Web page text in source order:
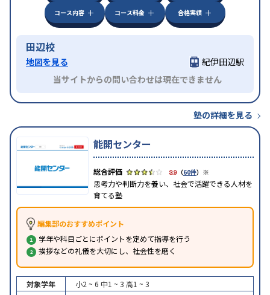
コース内容
コース料金 合格実績
田辺校
地図を見る
紀伊田辺駅
当サイトからの問い合わせは現在できません
塾の詳細を見る
能開センター
3.9 （60件） ※
思考力や判断力を養い、社会で活躍できる人材を
育てる塾
編集部のおすすめポイント
学年や科目ごとにポイントを定めて指導を行う
挨拶などの礼儀を大切にし、社会性を磨く
対象学年 小2 ~ 6 中1 ~ 3 高1 ~ 3